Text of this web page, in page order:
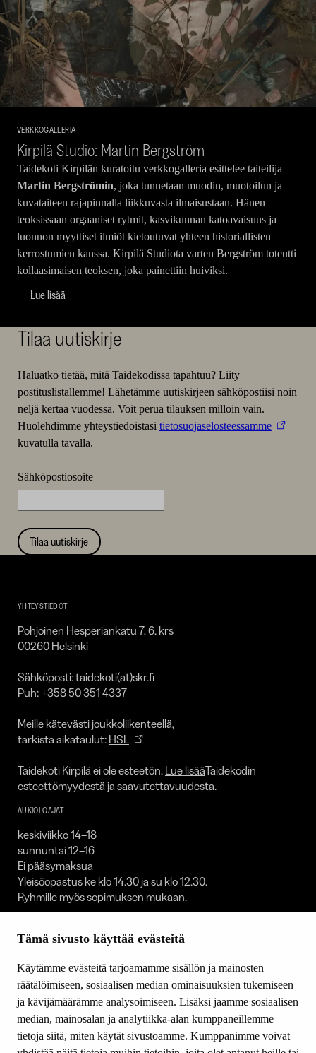
Tämä sivusto käyttää evästeitä
Käytämme evästeitä tarjoamamme sisällön ja mainosten
räätälöimiseen, sosiaalisen median ominaisuuksien tukemiseen
ja kävijämäärämme analysoimiseen. Lisäksi jaamme sosiaalisen
median, mainosalan ja analytiikka-alan kumppaneillemme
tietoja siitä, miten käytät sivustoamme. Kumppanimme voivat
VERKKOGALLERIA
Kirpilä Studio: Martin Bergström
Taidekoti Kirpilän kuratoitu verkkogalleria esittelee taiteilija
Martin Bergströmin, joka tunnetaan muodin, muotoilun ja
kuvataiteen rajapinnalla liikkuvasta ilmaisustaan. Hänen
teoksissaan orgaaniset rytmit, kasvikunnan katoavaisuus ja
luonnon myyttiset ilmiöt kietoutuvat yhteen historiallisten
kerrostumien kanssa. Kirpilä Studiota varten Bergström toteutti
kollaasimaisen teoksen, joka painettiin huiviksi.
Lue lisää
Tilaa uutiskirje
Haluatko tietää, mitä Taidekodissa tapahtuu? Liity
postituslistallemme! Lähetämme uutiskirjeen sähköpostiisi noin
neljä kertaa vuodessa. Voit perua tilauksen milloin vain.
Huolehdimme yhteystiedoistasi tietosuojaselosteessamme
kuvatulla tavalla.
Sähköpostiosoite
Tilaa uutiskirje
KirpiläYHTEYSTIEDOT
Pohjoinen Hesperiankatu 7, 6. krs
00260 Helsinki
Sähköposti: taidekoti(at)skr.fi
Puh: +358 50 351 4337
Meille kätevästi joukkoliikenteellä,
tarkista aikataulut: HSL
Taidekoti Kirpilä ei ole esteetön. Lue lisääTaidekodin
esteettömyydestä ja saavutettavuudesta.
AUKIOLOAJAT
keskiviikko 14–18
sunnuntai 12–16
Ei pääsymaksua
Yleisöopastus ke klo 14.30 ja su klo 12.30.
Ryhmille myös sopimuksen mukaan.
1.1. / 30.4.–1.5. / 23.–25.12. / 31.12.
SEURAA MEITÄ
Facebook
Youtube
Instagram